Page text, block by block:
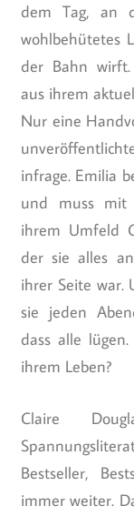
dem Tag, an
wohlbehütetes
der Bahn
aus ihrem
Nur eine
infrage. Emilia
und muss mit
ihrem Umfeld
der sie alles
ihrer Seite war.
sie jeden
dass alle
ihrem Leben?
Claire
Bestseller,
immer weiter.